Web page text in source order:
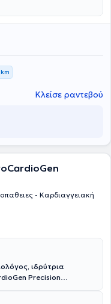
Αθηνών
σύνθετων
με όλο το φάσμα της
km
Κλείσε ραντεβού
- Καρδιαγγειακή
ιδρύτρια
Precision